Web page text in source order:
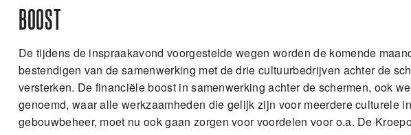
BOOST
De tijdens de inspraakavond voorgestelde wegen worden de komende
bestendigen van de samenwerking met de drie cultuurbedrijven achter de
versterken. De financiële boost in samenwerking achter de schermen, ook
genoemd, waar alle werkzaamheden die gelijk zijn voor meerdere culturele
gebouwbeheer, moet nu ook gaan zorgen voor voordelen voor o.a. De